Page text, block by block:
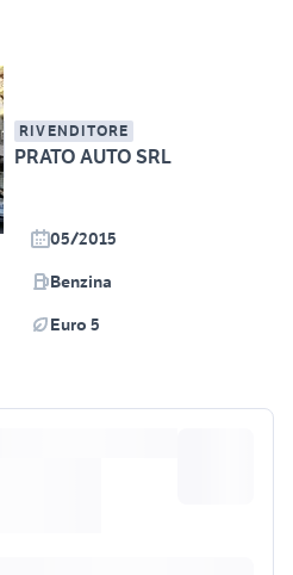
RIVENDITORE
PRATO AUTO SRL
05/2015
Benzina
Euro 5